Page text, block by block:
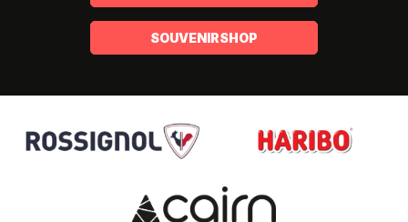
SOUVENIRSHOP